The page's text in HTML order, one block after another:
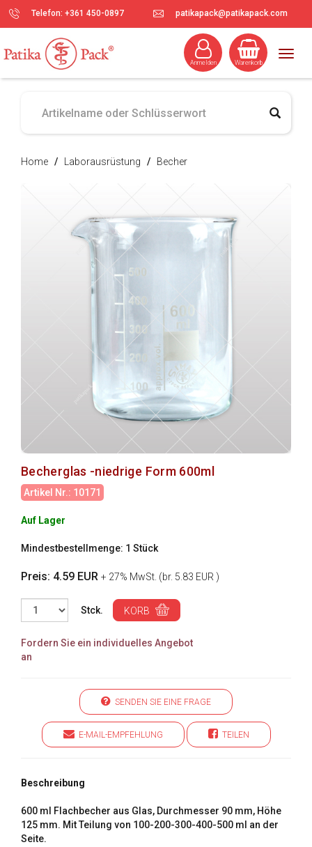
Telefon: +361 450-0897 patikapack@patikapack.com
Warenkorb
Anmelden
Home / Laborausrüstung / Becher
Becherglas -niedrige Form 600ml
Artikel Nr.: 10171
Auf Lager
Mindestbestellmenge: 1 Stück
Preis: 4.59 EUR + 27% MwSt. (br. 5.83 EUR )
Stck. KORB
Fordern Sie ein individuelles Angebot
an
SENDEN SIE EINE FRAGE
E-MAIL-EMPFEHLUNG TEILEN
Beschreibung
600 ml Flachbecher aus Glas, Durchmesser 90 mm, Höhe
125 mm. Mit Teilung von 100-200-300-400-500 ml an der
Seite.